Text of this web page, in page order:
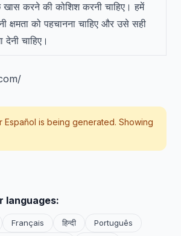
करने की कोशिश करनी चाहिए। हमें
क्षमता को पहचानना चाहिए और उसे सही
देनी चाहिए।
Español is being generated. Showing
languages:
Français हिन्दी
Português